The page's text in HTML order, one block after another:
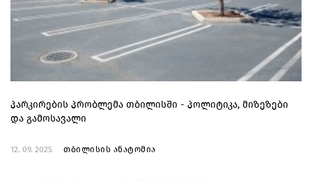
პარკირების პრობლემა თბილისში - პოლიტიკა, მიზეზები
და გამოსავალი
12. 09. 2025 თბილისის ანატომია